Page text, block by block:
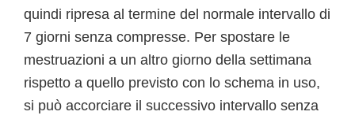
quindi ripresa al termine del normale intervallo di
7 giorni senza compresse. Per spostare le
mestruazioni a un altro giorno della settimana
rispetto a quello previsto con lo schema in uso,
si può accorciare il successivo intervallo senza